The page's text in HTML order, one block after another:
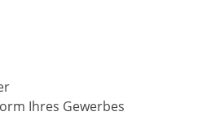
Ihres Gewerbes